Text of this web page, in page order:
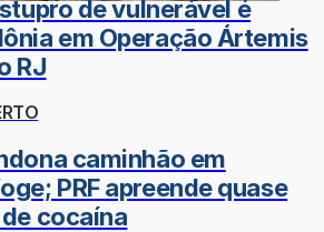
de vulnerável é
em Operação Ártemis
RJ
caminhão em
PRF apreende quase
cocaína